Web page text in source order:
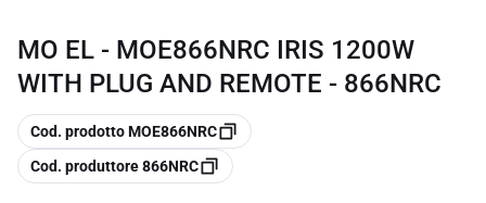
MO EL - MOE866NRC IRIS 1200W
WITH PLUG AND REMOTE - 866NRC
copia
Cod. prodotto MOE866NRC
copia
Cod. produttore 866NRC